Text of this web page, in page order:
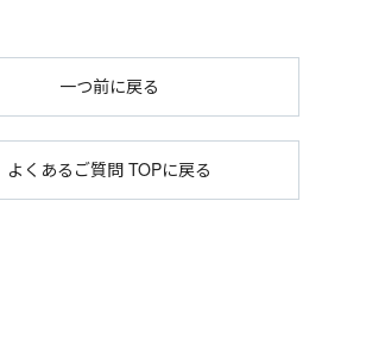
一つ前に戻る
よくあるご質問 TOPに戻る